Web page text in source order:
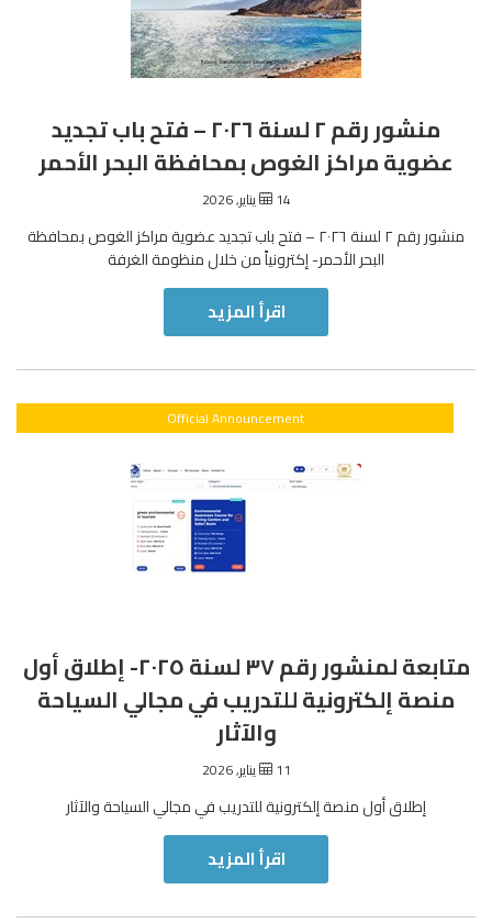
منشور رقم ٢ لسنة ٢٠٢٦ – فتح باب تجديد
عضوية مراكز الغوص بمحافظة البحر الأحمر
14 يناير, 2026
منشور رقم ٢ لسنة ٢٠٢٦ – فتح باب تجديد عضوية مراكز الغوص بمحافظة
البحر الأحمر- إكترونياً من خلال منظومة الغرفة
اقرأ المزيد
Official Announcement
متابعة لمنشور رقم ٣٧ لسنة ٢٠٢٥- إطلاق أول
منصة إلكترونية للتدريب في مجالي السياحة
والآثار
11 يناير, 2026
إطلاق أول منصة إلكترونية للتدريب في مجالي السياحة والآثار
اقرأ المزيد